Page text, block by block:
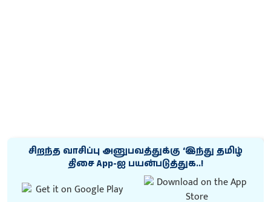
சிறந்த வாசிப்பு அனுபவத்துக்கு ‘இந்து தமிழ்
திசை App-ஐ பயன்படுத்துக..!